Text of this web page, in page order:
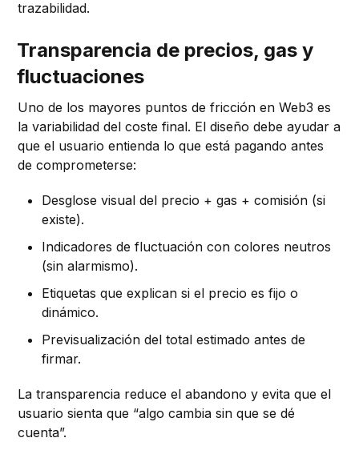
trazabilidad.
Transparencia de precios, gas y
fluctuaciones
Uno de los mayores puntos de fricción en Web3 es
la variabilidad del coste final. El diseño debe ayudar a
que el usuario entienda lo que está pagando antes
de comprometerse:
Desglose visual del precio + gas + comisión (si
existe).
Indicadores de fluctuación con colores neutros
(sin alarmismo).
Etiquetas que explican si el precio es fijo o
dinámico.
Previsualización del total estimado antes de
firmar.
La transparencia reduce el abandono y evita que el
usuario sienta que “algo cambia sin que se dé
cuenta”.